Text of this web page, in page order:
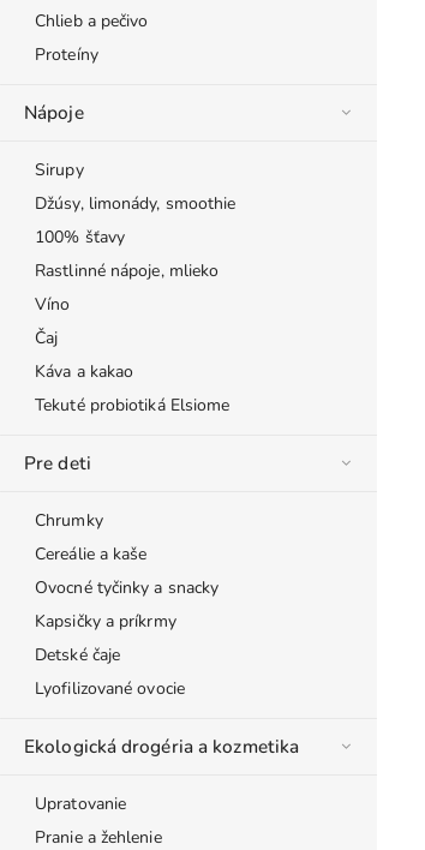
Chlieb a pečivo
Proteíny
Nápoje
Sirupy
Džúsy, limonády, smoothie
100% šťavy
Rastlinné nápoje, mlieko
Víno
Čaj
Káva a kakao
Tekuté probiotiká Elsiome
Pre deti
Chrumky
Cereálie a kaše
Ovocné tyčinky a snacky
Kapsičky a príkrmy
Detské čaje
Lyofilizované ovocie
Ekologická drogéria a kozmetika
Upratovanie
Pranie a žehlenie